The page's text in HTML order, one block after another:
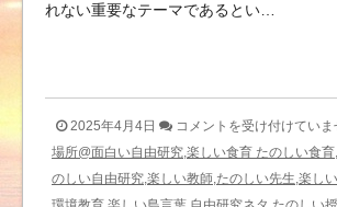
れない重要なテーマであるとい…
2025年4月4日
ま
だ
野
の
コメントを受け付けていま
場所@面白い自由研究,楽しい食育 たのしい食
のしい自由研究,楽しい教師,たのしい先生,楽し